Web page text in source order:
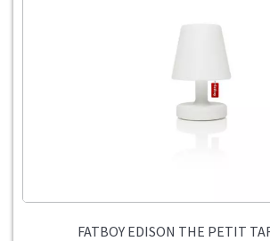
FATBOY EDISON THE PETIT